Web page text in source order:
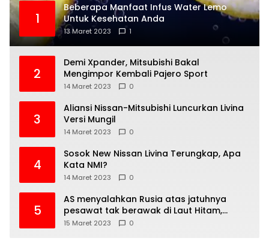
1
Beberapa Manfaat Infus Water Lemo
Untuk Kesehatan Anda
13 Maret 2023 1
2
Demi Xpander, Mitsubishi Bakal
Mengimpor Kembali Pajero Sport
14 Maret 2023 0
3
Aliansi Nissan-Mitsubishi Luncurkan Livina
Versi Mungil
14 Maret 2023 0
4
Sosok New Nissan Livina Terungkap, Apa
Kata NMI?
14 Maret 2023 0
5
AS menyalahkan Rusia atas jatuhnya
pesawat tak berawak di Laut Hitam,
Moskow menyangkal
15 Maret 2023 0